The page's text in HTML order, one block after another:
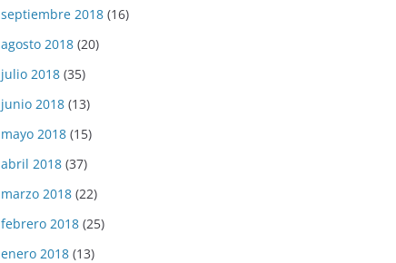
septiembre 2018 (16)
agosto 2018 (20)
julio 2018 (35)
junio 2018 (13)
mayo 2018 (15)
abril 2018 (37)
marzo 2018 (22)
febrero 2018 (25)
enero 2018 (13)